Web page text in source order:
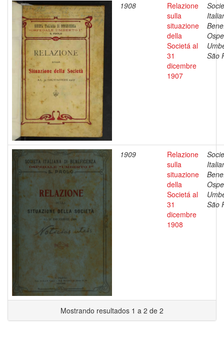
1908
Relazione
sulla
situazione
della
Societá al
31
dicembre
1907
São
1909
Relazione
sulla
situazione
della
Societá al
31
dicembre
1908
São
Mostrando resultados 1 a 2 de 2